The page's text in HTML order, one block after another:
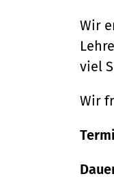
Wir
viel
Wir